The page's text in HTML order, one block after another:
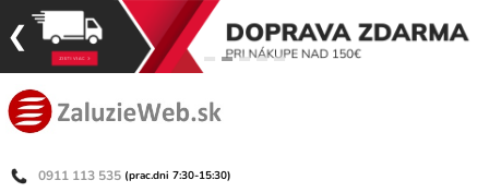
0911 113 535 (prac.dni 7:30-15:30)